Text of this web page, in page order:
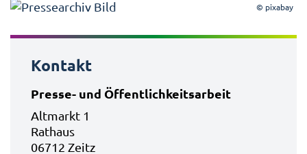
© pixabay
Kontakt
Presse- und Öffentlichkeitsarbeit
Altmarkt 1
Rathaus
06712 Zeitz